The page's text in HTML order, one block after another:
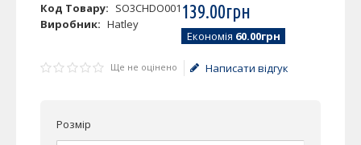
Код Товару: SO3CHDO001
Виробник: Hatley
139.00грн
Економія 60.00грн
Ще не оцінено Написати відгук
Розмір